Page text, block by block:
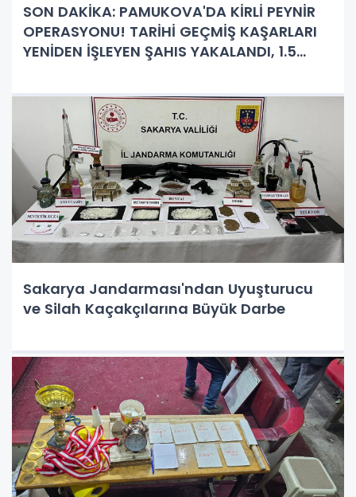
SON DAKİKA: PAMUKOVA'DA KİRLİ PEYNİR
OPERASYONU! TARİHİ GEÇMİŞ KAŞARLARI
YENİDEN İŞLEYEN ŞAHIS YAKALANDI, 1.5
Sakarya Jandarması'ndan Uyuşturucu
ve Silah Kaçakçılarına Büyük Darbe